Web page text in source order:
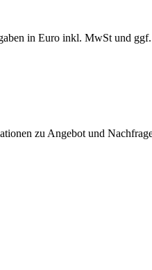
in Euro inkl. MwSt und
zu Angebot und